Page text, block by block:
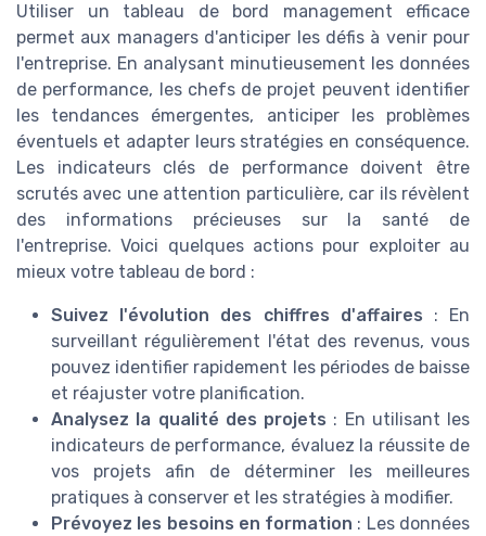
Utiliser un tableau de bord management efficace
permet aux managers d'anticiper les défis à venir pour
l'entreprise. En analysant minutieusement les données
de performance, les chefs de projet peuvent identifier
les tendances émergentes, anticiper les problèmes
éventuels et adapter leurs stratégies en conséquence.
Les indicateurs clés de performance doivent être
scrutés avec une attention particulière, car ils révèlent
des informations précieuses sur la santé de
l'entreprise. Voici quelques actions pour exploiter au
mieux votre tableau de bord :
Suivez l'évolution des chiffres d'affaires : En
surveillant régulièrement l'état des revenus, vous
pouvez identifier rapidement les périodes de baisse
et réajuster votre planification.
Analysez la qualité des projets : En utilisant les
indicateurs de performance, évaluez la réussite de
vos projets afin de déterminer les meilleures
pratiques à conserver et les stratégies à modifier.
Prévoyez les besoins en formation : Les données